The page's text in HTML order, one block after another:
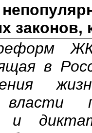
законов,
в
власти
и